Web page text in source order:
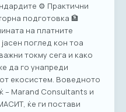
⚙️ Практични
подготовка 🏦
на платните
поглед кон тоа
токму сега и како
да го унапреди
екосистем. Воведното
– Marand Consultants и
ќе ги постави